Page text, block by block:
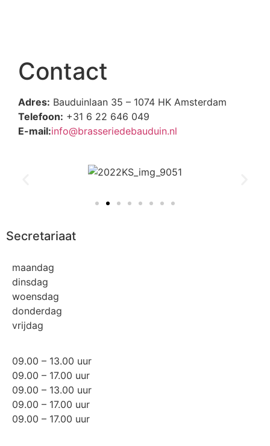
Contact
Adres: Bauduinlaan 35 – 1074 HK Amsterdam
Telefoon: +31 6 22 646 049
E-mail:info@brasseriedebauduin.nl
Secretariaat
maandag
dinsdag
woensdag
donderdag
vrijdag
09.00 – 13.00 uur
09.00 – 17.00 uur
09.00 – 13.00 uur
09.00 – 17.00 uur
09.00 – 17.00 uur